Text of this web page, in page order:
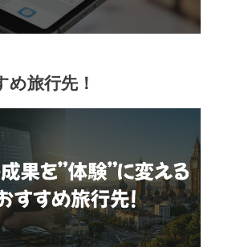
め旅行先！